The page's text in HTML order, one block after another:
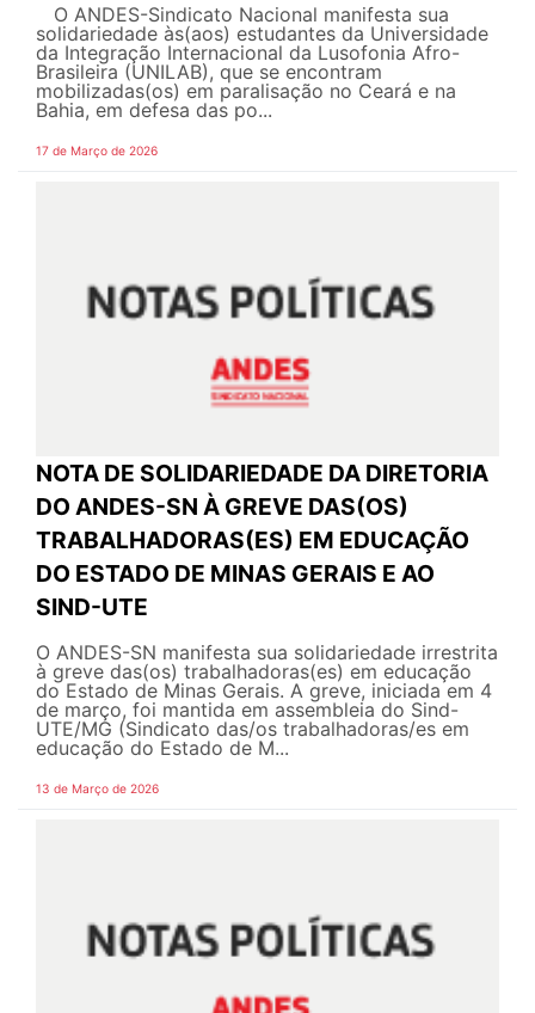
O ANDES-Sindicato Nacional manifesta sua
solidariedade às(aos) estudantes da Universidade
da Integração Internacional da Lusofonia Afro-
Brasileira (UNILAB), que se encontram
mobilizadas(os) em paralisação no Ceará e na
Bahia, em defesa das po...
17 de Março de 2026
NOTA DE SOLIDARIEDADE DA DIRETORIA
DO ANDES-SN À GREVE DAS(OS)
TRABALHADORAS(ES) EM EDUCAÇÃO
DO ESTADO DE MINAS GERAIS E AO
SIND-UTE
O ANDES-SN manifesta sua solidariedade irrestrita
à greve das(os) trabalhadoras(es) em educação
do Estado de Minas Gerais. A greve, iniciada em 4
de março, foi mantida em assembleia do Sind-
UTE/MG (Sindicato das/os trabalhadoras/es em
educação do Estado de M...
13 de Março de 2026